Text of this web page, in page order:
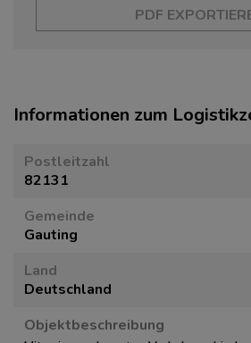
PDF
Informationen zum
Postleitzahl
82131
Gemeinde
Gauting
Land
Deutschland
Objektbeschreibung